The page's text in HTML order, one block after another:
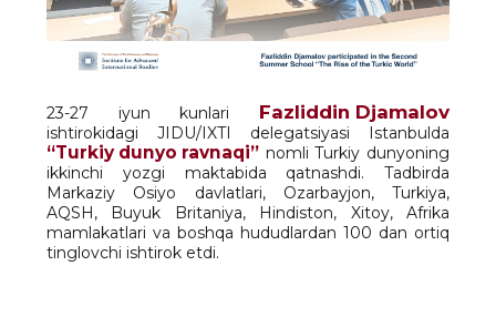
23-27 iyun kunlari Fazliddin Djamalov
ishtirokidagi JIDU/IXTI delegatsiyasi Istanbulda
“Turkiy dunyo ravnaqi” nomli Turkiy dunyoning
ikkinchi yozgi maktabida qatnashdi. Tadbirda
Markaziy Osiyo davlatlari, Ozarbayjon, Turkiya,
AQSH, Buyuk Britaniya, Hindiston, Xitoy, Afrika
mamlakatlari va boshqa hududlardan 100 dan ortiq
tinglovchi ishtirok etdi.